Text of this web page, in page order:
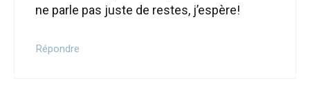
ne parle pas juste de restes, j’espère!
Répondre